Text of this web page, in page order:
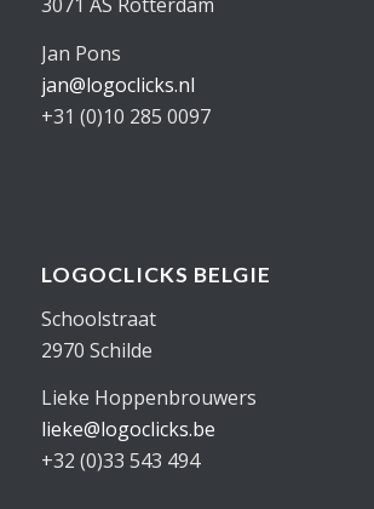
Jan Pons
jan@logoclicks.nl
+31 (0)10 285 0097
LOGOCLICKS BELGIE
Schoolstraat
2970 Schilde
Lieke Hoppenbrouwers
lieke@logoclicks.be
+32 (0)33 543 494